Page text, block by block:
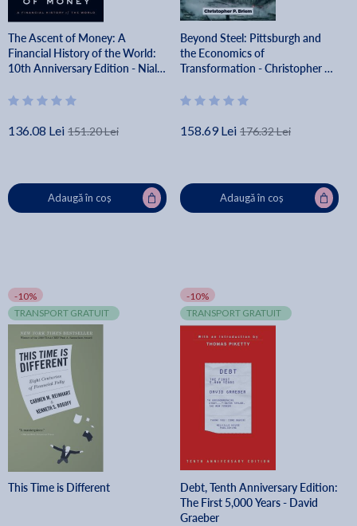
The Ascent of Money: A
Financial History of the World:
10th Anniversary Edition - Niall
136.08 Lei 151.20 Lei
Adaugă în coș
Beyond Steel: Pittsburgh and
the Economics of
Transformation - Christopher P.
158.69 Lei 176.32 Lei
Adaugă în coș
-10%
TRANSPORT GRATUIT
This Time is Different
-10%
TRANSPORT GRATUIT
Debt, Tenth Anniversary Edition:
The First 5,000 Years - David
Graeber